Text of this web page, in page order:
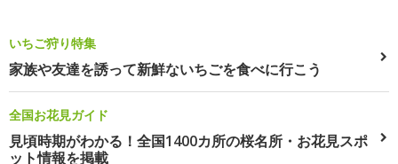
いちご狩り特集
家族や友達を誘って新鮮ないちごを食べに行こう
全国お花見ガイド
見頃時期がわかる！全国1400カ所の桜名所・お花見スポ
ット情報を掲載